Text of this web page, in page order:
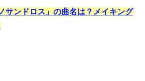
サンドロス」の曲名は？メイキング